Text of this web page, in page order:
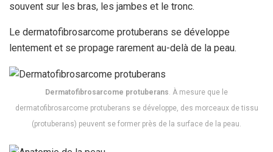
souvent sur les bras, les jambes et le tronc.
Le dermatofibrosarcome protuberans se développe
lentement et se propage rarement au-delà de la peau.
Dermatofibrosarcome protuberans . À mesure que le
dermatofibrosarcome protuberans se développe, des morceaux de tissu
(protuberans) peuvent se former près de la surface de la peau.